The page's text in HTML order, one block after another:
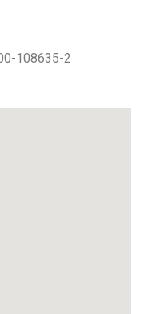
108635-2